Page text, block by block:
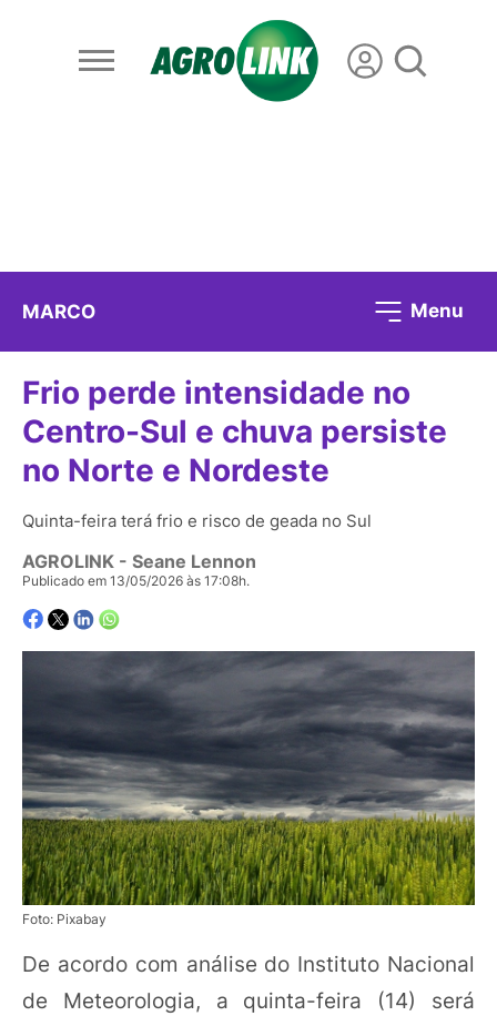
MARCO Menu
Frio perde intensidade no
Centro-Sul e chuva persiste
no Norte e Nordeste
Quinta-feira terá frio e risco de geada no Sul
AGROLINK - Seane Lennon
Publicado em 13/05/2026 às 17:08h.
Foto: Pixabay
De acordo com análise do Instituto Nacional
de Meteorologia, a quinta-feira (14) será